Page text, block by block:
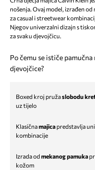
nošenja. Ovaj model, izrađen
za casual i streetwear
Njegov univerzalni dizajn s
za svaku djevojčicu.
Po čemu se ističe
djevojčice?
Boxed kroj pružaslobodu
uz tijelo
Klasičnamajica predstavlja
kombinacije
Izrada od mekanog pamuka
kožom